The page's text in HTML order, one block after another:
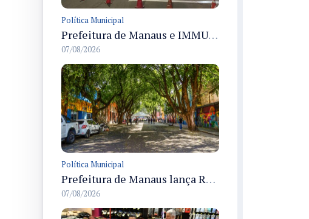
Política Municipal
Prefeitura de Manaus e IMMU realizam revitalização da sinalização viária em corredores das zonas Sul e Norte na noite de 6/8
07/08/2026
Política Municipal
Prefeitura de Manaus lança Rua Gastronômica preservando as 17 árvores da Ferreira Pena no Centro
07/08/2026